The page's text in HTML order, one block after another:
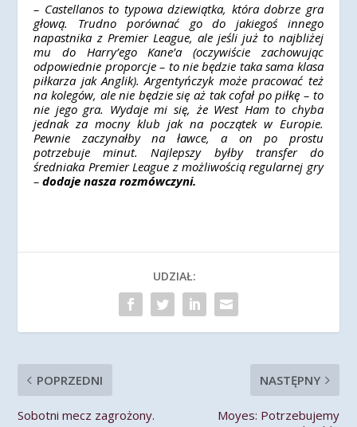
– Castellanos to typowa dziewiątka, która dobrze gra
głową. Trudno porównać go do jakiegoś innego
napastnika z Premier League, ale jeśli już to najbliżej
mu do Harry’ego Kane’a (oczywiście zachowując
odpowiednie proporcje – to nie będzie taka sama klasa
piłkarza jak Anglik). Argentyńczyk może pracować też
na kolegów, ale nie będzie się aż tak cofał po piłkę – to
nie jego gra. Wydaje mi się, że West Ham to chyba
jednak za mocny klub jak na początek w Europie.
Pewnie zaczynałby na ławce, a on po prostu
potrzebuje minut. Najlepszy byłby transfer do
średniaka Premier League z możliwością regularnej gry
–dodaje nasza rozmówczyni.
UDZIAŁ:
POPRZEDNI
Sobotni mecz zagrożony.
NASTĘPNY
Moyes: Potrzebujemy